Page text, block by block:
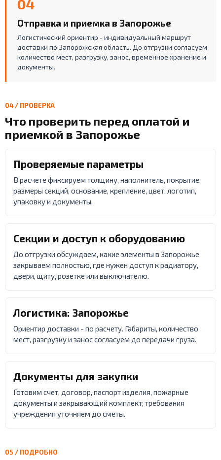
04
Отправка и приемка в Запорожье
Логистический ориентир - индивидуальный маршрут
доставки по Запорожская область. До отгрузки согласуем
количество мест, разгрузку, занос, временное хранение и
документы.
04 / ПРОВЕРКА
Что проверить перед оплатой и
приемкой в Запорожье
Проверяемые параметры
В расчете фиксируем толщину, наполнитель, покрытие,
размеры секций, основание, крепление, цвет, логотип,
упаковку и документы.
Секции и доступ к оборудованию
До отгрузки обсуждаем, какие элементы в Запорожье
закрываем полностью, где нужен доступ к радиатору,
двери, щиту, розетке или выключателю.
Логистика: Запорожье
Ориентир доставки - по расчету. Габариты, количество
мест, разгрузку и занос согласуем до передачи груза.
Документы для закупки
Готовим счет, договор, паспорт изделия, пожарные
документы и закрывающий комплект; требования
учреждения уточняем до сметы.
05 / ПОДРОБНО